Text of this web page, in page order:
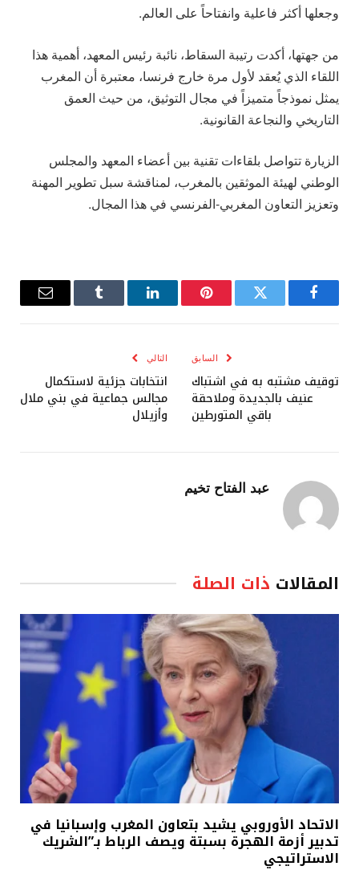
وجعلها أكثر فاعلية وانفتاحاً على العالم.
من جهتها، أكدت رتيبة السقاط، نائبة رئيس المعهد، أهمية هذا
اللقاء الذي يُعقد لأول مرة خارج فرنسا، معتبرة أن المغرب
يمثل نموذجاً متميزاً في مجال التوثيق، من حيث العمق
التاريخي والنجاعة القانونية.
الزيارة تتواصل بلقاءات تقنية بين أعضاء المعهد والمجلس
الوطني لهيئة الموثقين بالمغرب، لمناقشة سبل تطوير المهنة
وتعزيز التعاون المغربي-الفرنسي في هذا المجال.
فيسبوك تويتر بينتيريستلينكدإن Tumblr
البريد
السابق
توقيف مشتبه به في اشتباك
عنيف بالجديدة وملاحقة
باقي المتورطين
التالي
انتخابات جزئية لاستكمال
مجالس جماعية في بني ملال
وأزيلال
عبد الفتاح تخيم
المقالات ذات الصلة
الاتحاد الأوروبي يشيد بتعاون المغرب وإسبانيا في
تدبير أزمة الهجرة بسبتة ويصف الرباط بـ”الشريك
الاستراتيجي